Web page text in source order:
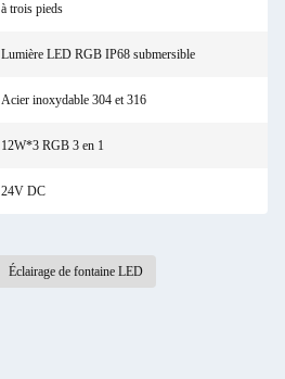
à trois pieds
Lumière LED RGB IP68 submersible
Acier inoxydable 304 et 316
12W*3 RGB 3 en 1
24V DC
Éclairage de fontaine LED